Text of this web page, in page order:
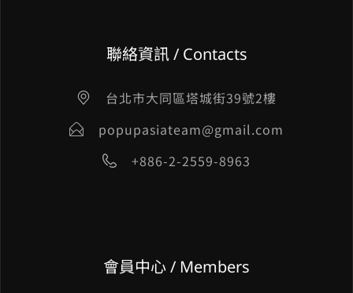
聯絡資訊 / Contacts
台北市大同區塔城街39號2樓
popupasiateam@gmail.com
+886-2-2559-8963
會員中心 / Members